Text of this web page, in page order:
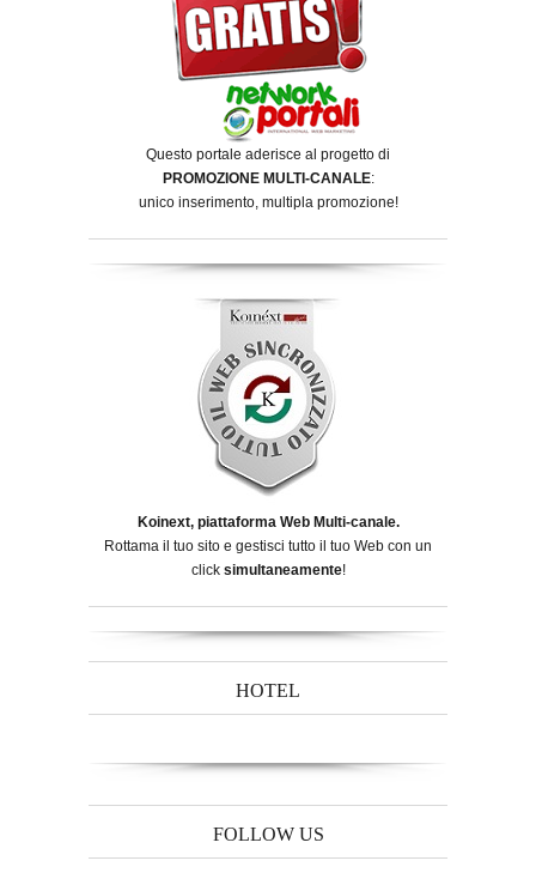
Questo portale aderisce al progetto di
PROMOZIONE MULTI-CANALE:
unico inserimento, multipla promozione!
Koinext, piattaforma Web Multi-canale.
Rottama il tuo sito e gestisci tutto il tuo Web con un
click simultaneamente!
HOTEL
FOLLOW US